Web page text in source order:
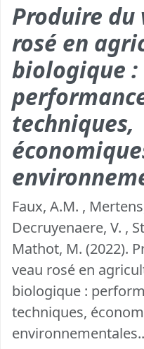
Produire du
rosé en
biologique :
techniques,
Faux, A.M. ,
Decruyenaere, V. ,
Mathot, M. (2022).
veau rosé en
biologique :
techniques,